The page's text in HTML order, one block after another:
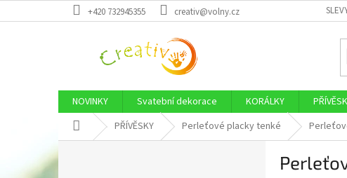
na
+420 732945355 creativ@volny.cz
NOVINKY Svatební dekorace KORÁLKY
Domů PŘÍVĚSKY Perleťové placky tenké
P
o